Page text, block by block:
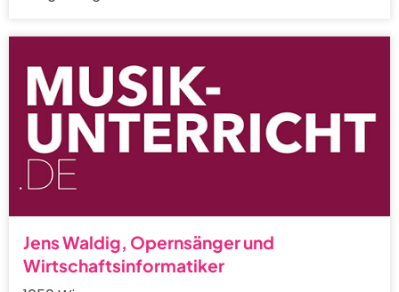
Jens Waldig, Opernsänger und
Wirtschaftsinformatiker